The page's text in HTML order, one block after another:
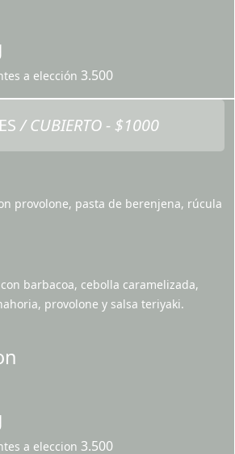
a elección 3.500
/ CUBIERTO - $1000
provolone, pasta de berenjena, rúcula
barbacoa, cebolla caramelizada,
provolone y salsa teriyaki.
a eleccion 3.500